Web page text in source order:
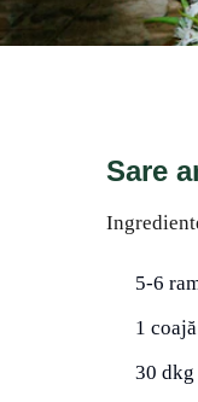
Sare
5-6
1
30 dkg